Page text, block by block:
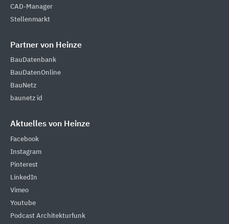
CAD-Manager
Stellenmarkt
Partner von Heinze
BauDatenbank
BauDatenOnline
BauNetz
baunetz id
Aktuelles von Heinze
Facebook
Instagram
Pinterest
LinkedIn
Vimeo
Youtube
Podcast Architekturfunk